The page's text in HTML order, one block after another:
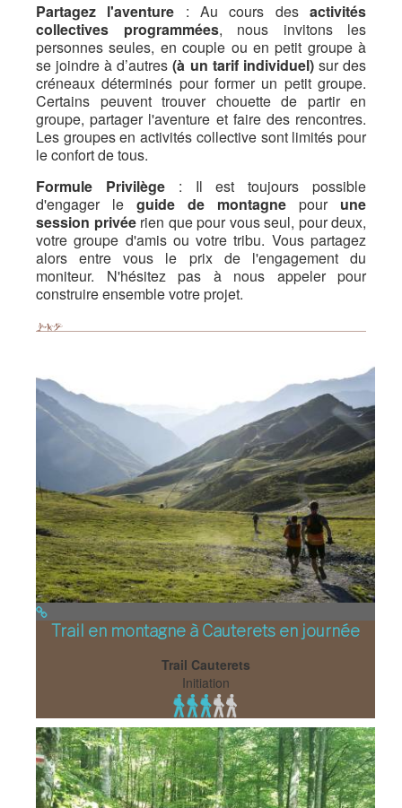
Partagez l'aventure : Au cours desactivités
collectives programmées, nous invitons les
personnes seules, en couple ou en petit groupe à
se joindre à d’autres(à un tarif individuel)sur des
créneaux déterminés pour former un petit groupe.
Certains peuvent trouver chouette de partir en
groupe, partager l'aventure et faire des rencontres.
Les groupes en activités collective sont limités pour
le confort de tous.
Formule Privilège: Il est toujours possible
d'engager le guide de montagne pour une
session privéerien que pour vous seul, pour deux,
votre groupe d'amis ou votre tribu. Vous partagez
alors entre vous le prix de l'engagement du
moniteur. N'hésitez pas à nous appeler pour
construire ensemble votre projet.
Trail en montagne à Cauterets en journée
Trail Cauterets
Initiation